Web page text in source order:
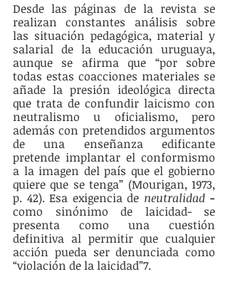
Desde las páginas de la revista se
realizan constantes análisis sobre
las situación pedagógica, material y
salarial de la educación uruguaya,
aunque se afirma que “por sobre
todas estas coacciones materiales se
añade la presión ideológica directa
que trata de confundir laicismo con
neutralismo u oficialismo, pero
además con pretendidos argumentos
de una enseñanza edificante
pretende implantar el conformismo
a la imagen del país que el gobierno
quiere que se tenga” (Mourigan, 1973,
p. 42). Esa exigencia de neutralidad -
como sinónimo de laicidad- se
presenta como una cuestión
definitiva al permitir que cualquier
acción pueda ser denunciada como
“violación de la laicidad”7.